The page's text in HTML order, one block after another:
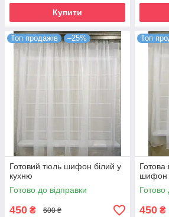
Купити
Топ продажів –25%
Готовий тюль шифон білий у
кухню
Готово до відправки
450 ₴ 600 ₴
Топ
Готова
шифон
Готово
450 ₴